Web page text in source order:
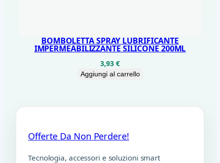
BOMBOLETTA SPRAY LUBRIFICANTE
IMPERMEABILIZZANTE SILICONE 200ML
3,93 €
Aggiungi al carrello
Offerte Da Non Perdere!
Tecnologia, accessori e soluzioni smart